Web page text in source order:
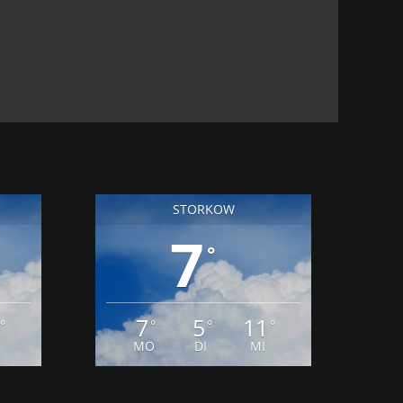
°
STORKOW
7°
7 °
MO
5°
DI
11 °
MI